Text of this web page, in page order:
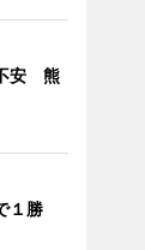
安 熊
１勝